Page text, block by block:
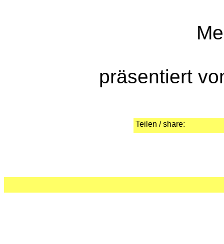
präsentiert
Teilen / share: